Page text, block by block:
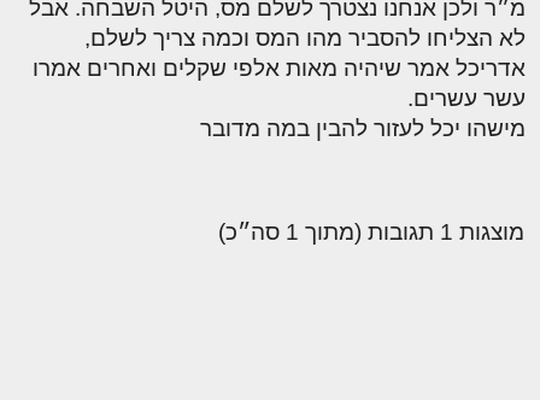
מ״ר ולכן אנחנו נצטרך לשלם מס, היטל השבחה. אבל
לא הצליחו להסביר מהו המס וכמה צריך לשלם,
אדריכל אמר שיהיה מאות אלפי שקלים ואחרים אמרו
עשר עשרים.
מישהו יכל לעזור להבין במה מדובר
מוצגות 1 תגובות (מתוך 1 סה״כ)